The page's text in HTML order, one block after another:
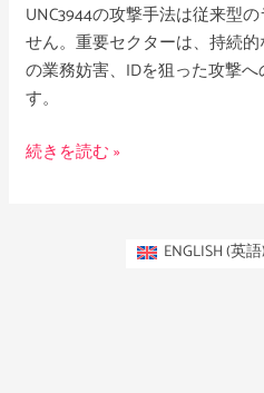
UNC3944の攻撃手法は従来型
せん。重要セクターは、持続
の業務妨害、IDを狙った攻撃
す。
て
お
く
べ
課
続きを読む »
ENGLISH(英語)